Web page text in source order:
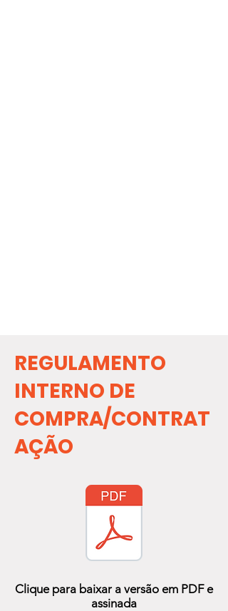
REGULAMENTO
INTERNO DE
COMPRA/CONTRAT
AÇÃO
Clique para baixar a versão em PDF e
assinada